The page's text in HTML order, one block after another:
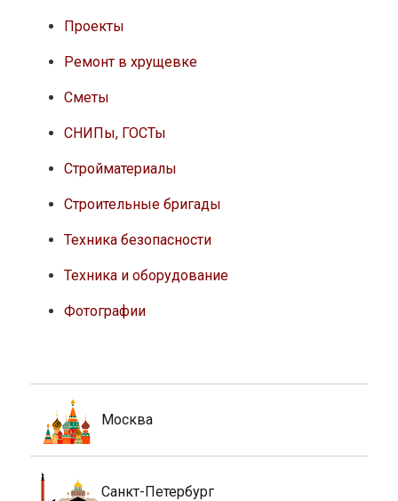
Проекты
Ремонт в хрущевке
Сметы
СНИПы, ГОСТы
Стройматериалы
Строительные бригады
Техника безопасности
Техника и оборудование
Фотографии
Москва
Санкт-Петербург